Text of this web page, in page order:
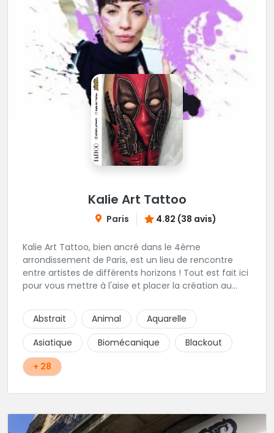
Kalie Art Tattoo
Paris 4.82 (38 avis)
Kalie Art Tattoo, bien ancré dans le 4ème
arrondissement de Paris, est un lieu de rencontre
entre artistes de différents horizons ! Tout est fait ici
pour vous mettre à l'aise et placer la création au
Abstrait
Animal
Aquarelle
Asiatique
Biomécanique
Blackout
+ 28